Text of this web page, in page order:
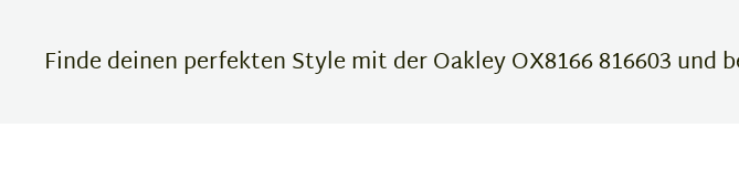
Finde deinen perfekten Style mit der Oakley OX8166 816603